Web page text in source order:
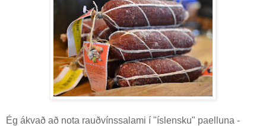
Ég ákvað að nota rauðvínssalami í "íslensku" paelluna -